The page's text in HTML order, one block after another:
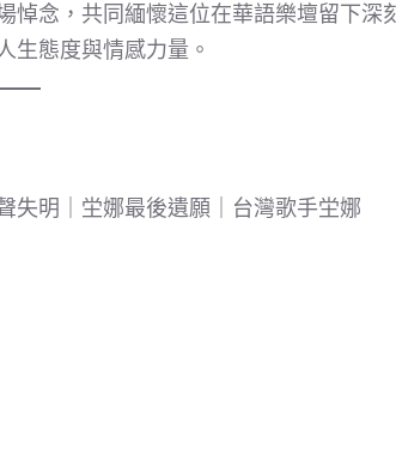
悼念，共同緬懷這位在華語樂壇留下深
生態度與情感力量。
失明｜坣娜最後遺願｜台灣歌手坣娜